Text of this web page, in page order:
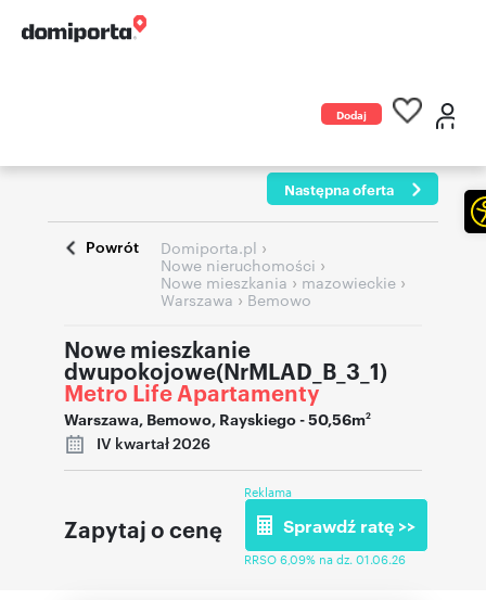
Dodaj
Następna oferta
Powrót Domiporta.pl ›
Nowe nieruchomości ›
Nowe mieszkania › mazowieckie ›
Warszawa › Bemowo
Nowe mieszkanie
dwupokojowe(NrMLAD_B_3_1)
Metro Life Apartamenty
Warszawa, Bemowo, Rayskiego- 50,56m2
IV kwartał 2026
Zapytaj o cenę
Reklama
Sprawdź ratę >>
RRSO 6,09% na dz. 01.06.26